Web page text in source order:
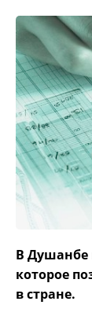
В Душанбе
которое
в стране.